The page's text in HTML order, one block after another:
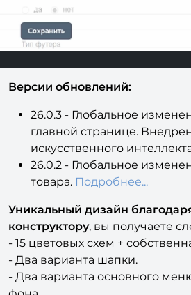
26.0.3 - Глобальное
главной странице.
искусственного интеллекта
26.0.2 - Глобальное
товара.Подробнее...
Уникальный дизайн
конструктору
, вы получаете
- 15 цветовых схем +
- Два варианта шапки.
- Два варианта основного
фона.
- Два варианта футера.